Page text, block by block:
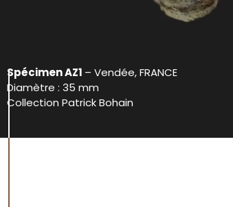
Spécimen AZ1 – Vendée, FRANCE
Diamètre : 35 mm
Collection Patrick Bohain